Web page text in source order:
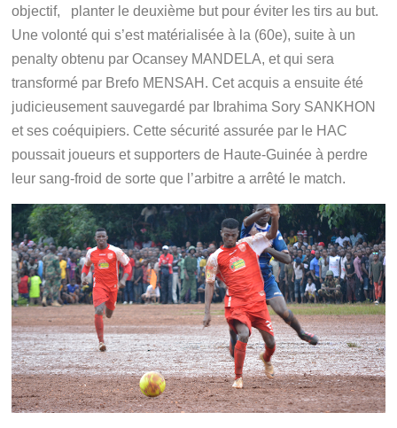
objectif, planter le deuxième but pour éviter les tirs au but.
Une volonté qui s’est matérialisée à la (60e), suite à un
penalty obtenu par Ocansey MANDELA, et qui sera
transformé par Brefo MENSAH. Cet acquis a ensuite été
judicieusement sauvegardé par Ibrahima Sory SANKHON
et ses coéquipiers. Cette sécurité assurée par le HAC
poussait joueurs et supporters de Haute-Guinée à perdre
leur sang-froid de sorte que l’arbitre a arrêté le match.